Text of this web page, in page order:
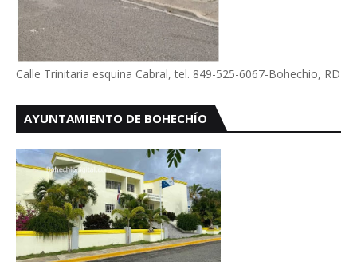
Calle Trinitaria esquina Cabral, tel. 849-525-6067-Bohechio, RD
AYUNTAMIENTO DE BOHECHÍO